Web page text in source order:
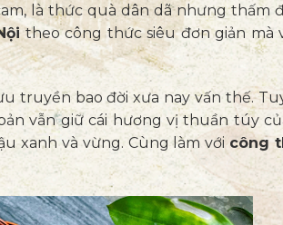
là thức quà dân dã nhưng thấm
theo công thức siêu đơn giản mà
truyền bao đời xưa nay vấn thế.
vẫn giữ cái hương vị thuần túy
xanh và vừng. Cùng làm vớicông